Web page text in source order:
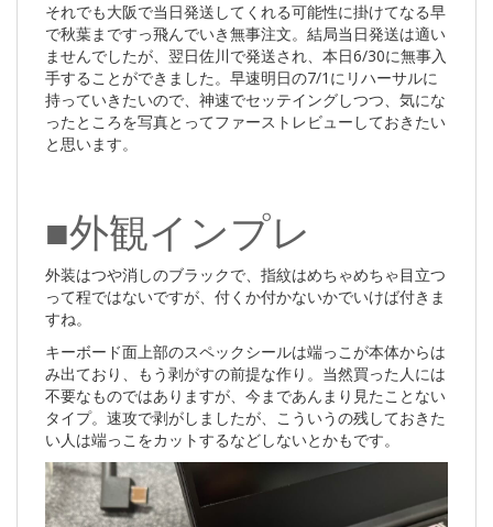
それでも大阪で当日発送してくれる可能性に掛けてなる早
で秋葉まですっ飛んでいき無事注文。結局当日発送は適い
ませんでしたが、翌日佐川で発送され、本日6/30に無事入
手することができました。早速明日の7/1にリハーサルに
持っていきたいので、神速でセッテイングしつつ、気にな
ったところを写真とってファーストレビューしておきたい
と思います。
■外観インプレ
外装はつや消しのブラックで、指紋はめちゃめちゃ目立つ
って程ではないですが、付くか付かないかでいけば付きま
すね。
キーボード面上部のスペックシールは端っこが本体からは
み出ており、もう剥がすの前提な作り。当然買った人には
不要なものではありますが、今まであんまり見たことない
タイプ。速攻で剥がしましたが、こういうの残しておきた
い人は端っこをカットするなどしないとかもです。